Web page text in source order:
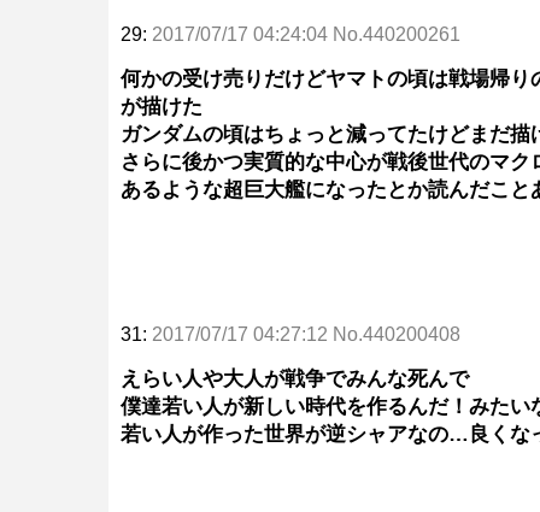
29: 2017/07/17 04:24:04 No.440200261
何かの受け売りだけどヤマトの頃は戦場帰
が描けた
ガンダムの頃はちょっと減ってたけどまだ
さらに後かつ実質的な中心が戦後世代のマ
あるような超巨大艦になったとか読んだこと
31: 2017/07/17 04:27:12 No.440200408
えらい人や大人が戦争でみんな死んで
僕達若い人が新しい時代を作るんだ！みたい
若い人が作った世界が逆シャアなの…良くな